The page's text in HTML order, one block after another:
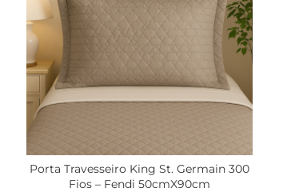
Porta Travesseiro King St. Germain 300
Fios – Fendi 50cmX90cm